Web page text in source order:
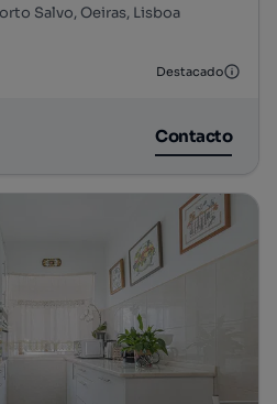
Salvo, Oeiras, Lisboa
Destacado
Contacto